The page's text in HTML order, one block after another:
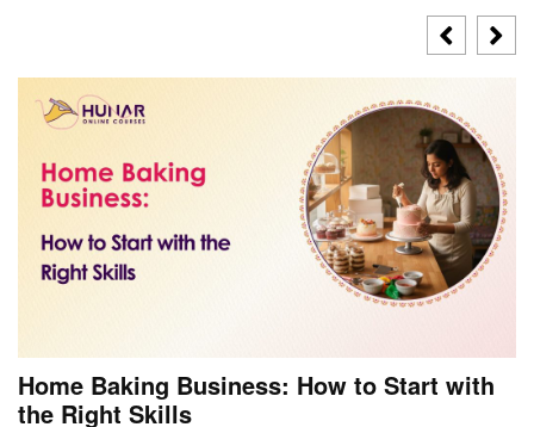
Home Baking Business: How to Start with
the Right Skills